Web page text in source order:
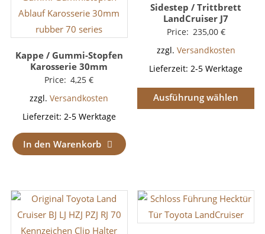
Kappe / Gummi-Stopfen
Karosserie 30mm
Price: 4,25€
zzgl.Versandkosten
Lieferzeit: 2-5 Werktage
In den Warenkorb
Sidestep / Trittbrett
LandCruiser J7
Price: 235,00 €
zzgl. Versandkosten
Lieferzeit:2-5 Werktage
Ausführung wählen